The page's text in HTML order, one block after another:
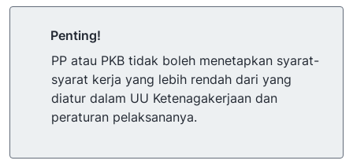
Penting!
PP atau PKB tidak boleh menetapkan syarat-
syarat kerja yang lebih rendah dari yang
diatur dalam UU Ketenagakerjaan dan
peraturan pelaksananya.